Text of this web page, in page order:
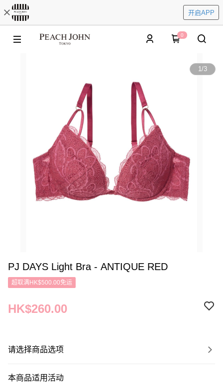
开启APP
0
1/3
PJ DAYS Light Bra - ANTIQUE RED
超取满HK$500.00免运
HK$260.00
请选择商品选项
本商品适用活动